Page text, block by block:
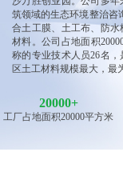
筑领域的生态环境整治咨
合土工膜、土工布、防
材料。公司占地面积
称的专业技术人员26名
区土工材料规模最大，最
20000+
工厂占地面积20000平方米